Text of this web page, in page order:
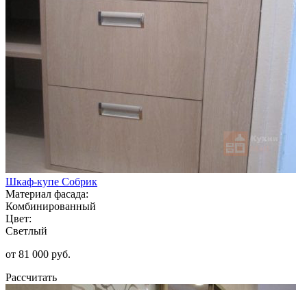
Шкаф-купе Собрик
Материал фасада:
Комбинированный
Цвет:
Светлый
от 81 000 руб.
Рассчитать